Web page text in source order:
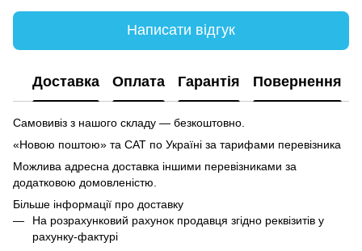
Написати відгук
Доставка Оплата Гарантія Повернення
Самовивіз з нашого складу — безкоштовно.
«Новою поштою» та САТ по Україні за тарифами перевізника
Можлива адресна доставка іншими перевізниками за
додатковою домовленістю.
Більше інформації про доставку
На розрахунковий рахунок продавця згідно реквізитів у
рахунку-фактурі